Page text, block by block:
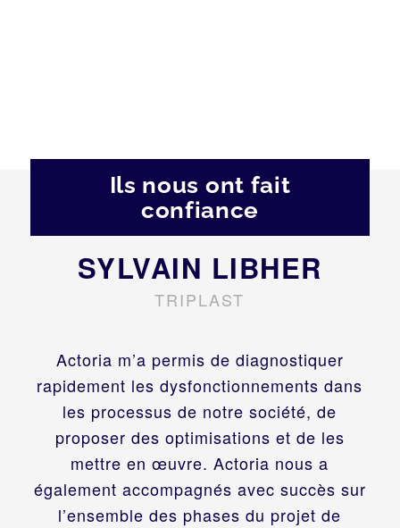
Ils nous ont fait
confiance
Actoria m’a permis de diagnostiquer
rapidement les dysfonctionnements dans
les processus de notre société, de
proposer des optimisations et de les
mettre en œuvre. Actoria nous a
également accompagnés avec succès sur
l’ensemble des phases du projet de
SYLVAIN LIBHER
TRIPLAST